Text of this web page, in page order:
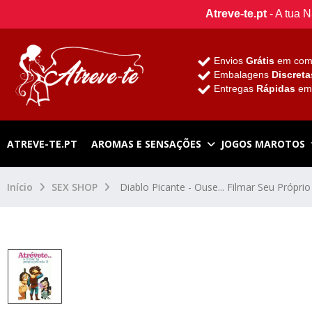
Atreve-te.pt- A tua
Envios Grátis em
Embalagens
Entregas Rápidas em
ATREVE-TE.PT AROMAS E SENSAÇÕES JOGOS MAROTOS
Início SEX SHOP Diablo Picante - Ouse... Filmar Seu